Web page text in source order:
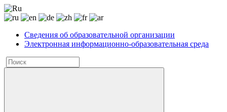
Сведения об образовательной организации
Электронная информационно-образовательная среда